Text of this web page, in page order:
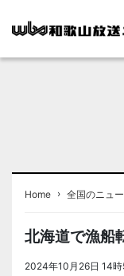
Home › 全国のニュ
北海道で漁船
2024年10月26日 14